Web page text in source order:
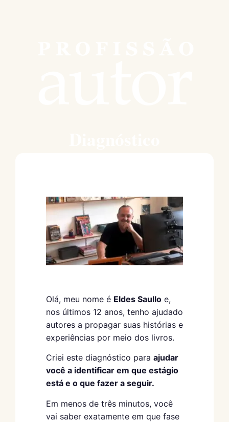
Olá, meu nome é Eldes Saullo e,
nos últimos 12 anos, tenho ajudado
autores a propagar suas histórias e
experiências por meio dos livros.
Criei este diagnóstico para ajudar
você a identificar em que estágio
está e o que fazer a seguir.
Em menos de três minutos, você
vai saber exatamente em que fase